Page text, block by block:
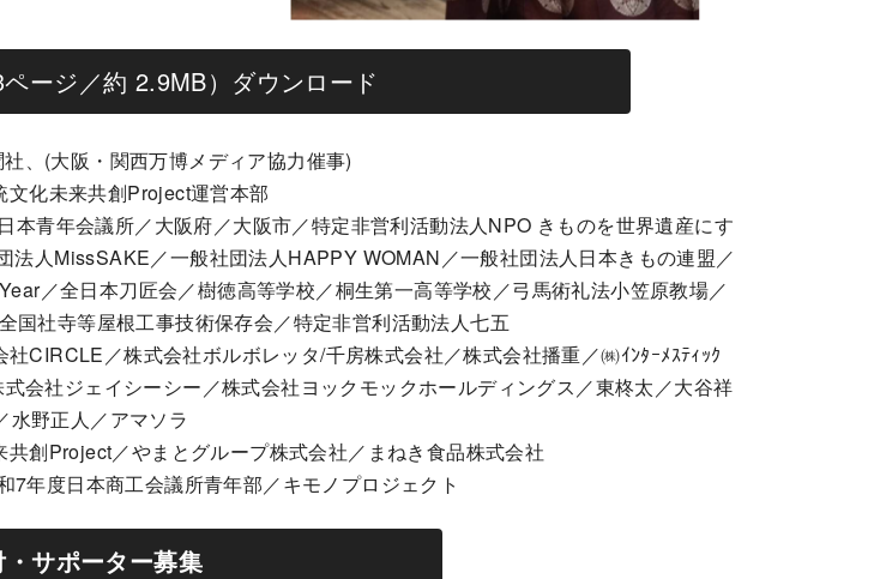
ージ／約 2.9MB）ダウンロード
社、(大阪・関西万博メディア協力催事)
文化未来共創Project運営本部
本青年会議所／大阪府／大阪市／特定非営利活動法人NPO きものを世界遺産にす
人MissSAKE／一般社団法人HAPPY WOMAN／一般社団法人日本きもの連盟／
／全日本刀匠会／樹徳高等学校／桐生第一高等学校／弓馬術礼法小笠原教場／
国社寺等屋根工事技術保存会／特定非営利活動法人七五
CIRCLE／株式会社ボルボレッタ/千房株式会社／株式会社播重／㈱ｲﾝﾀｰﾒｽﾃｨｯｸ
会社ジェイシーシー／株式会社ヨックモックホールディングス／東柊太／大谷祥
水野正人／アマソラ
共創Project／やまとグループ株式会社／まねき食品株式会社
7年度日本商工会議所青年部／キモノプロジェクト
サポーター募集